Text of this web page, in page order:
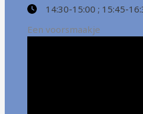
14:30-15:00 ; 15:45-
Een voorsmaakje